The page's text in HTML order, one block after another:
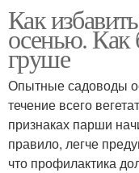
Как
осенью. Как
груше
Опытные садоводы
течение всего
признаках парши
правило, легче
что профилактика